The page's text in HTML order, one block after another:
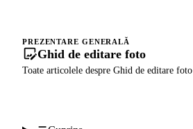
PREZENTARE GENERALĂ
Ghid de editare foto
Toate articolele despre Ghid de editare foto